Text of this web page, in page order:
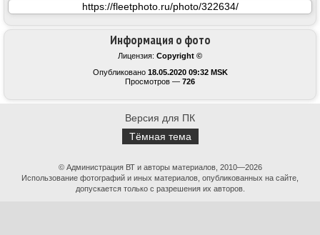
Информация о фото
Лицензия: Copyright ©
Опубликовано 18.05.2020 09:32 MSK
Просмотров — 726
Версия для ПК
Тёмная тема
© Администрация ВТ и авторы материалов, 2010—2026
Использование фотографий и иных материалов, опубликованных на сайте,
допускается только с разрешения их авторов.